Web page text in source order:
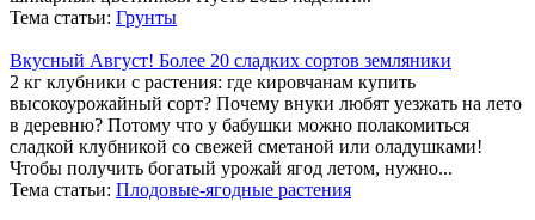
Тема статьи: Грунты
Вкусный Август! Более 20 сладких сортов земляники
2 кг клубники с растения: где кировчанам купить
высокоурожайный сорт? Почему внуки любят уезжать на лето
в деревню? Потому что у бабушки можно полакомиться
сладкой клубникой со свежей сметаной или оладушками!
Чтобы получить богатый урожай ягод летом, нужно...
Тема статьи: Плодовые-ягодные растения